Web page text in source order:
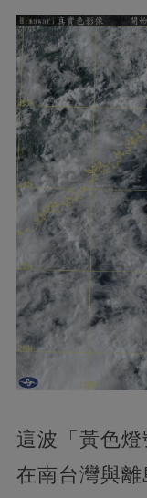
這波「黃色
在南台灣與